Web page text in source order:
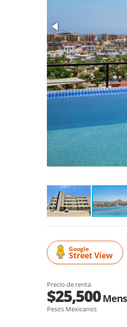
Google
Street View
Precio de renta
$25,500
Pesos Mexicanos